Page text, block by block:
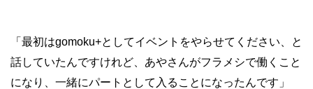
「最初はgomoku+としてイベントをやらせてください、と
話していたんですけれど、あやさんがフラメシで働くこと
になり、一緒にパートとして入ることになったんです」